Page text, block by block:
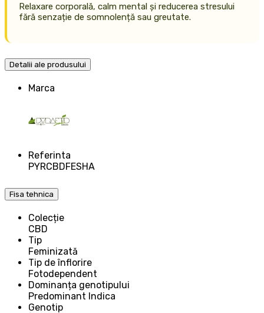
Relaxare corporală, calm mental și reducerea stresului
fără senzație de somnolență sau greutate.
Detalii ale produsului
Marca
Referinta
PYRCBDFESHA
Fisa tehnica
Colecție
CBD
Tip
Feminizată
Tip de înflorire
Fotodependent
Dominanța genotipului
Predominant Indica
Genotip